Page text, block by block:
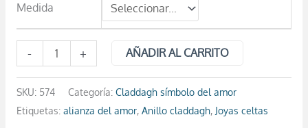
Medida
- + AÑADIR AL CARRITO
SKU: 574 Categoría: Claddagh símbolo del amor
Etiquetas: alianza del amor, Anillo claddagh, Joyas celtas